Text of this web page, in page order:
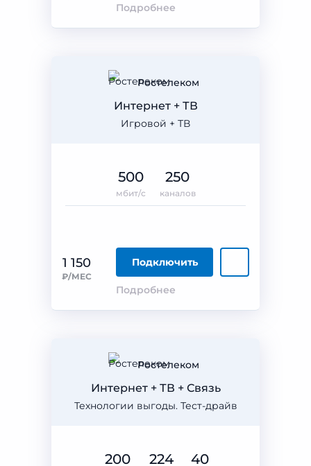
Подробнее
Ростелеком
Игровой + ТВ
Интернет + ТВ
1 150
₽/МЕС
Подключить
Подробнее
500
мбит/с
250
каналов
Ростелеком
Технологии выгоды. Тест-драйв
Интернет + ТВ + Связь
200 224 40